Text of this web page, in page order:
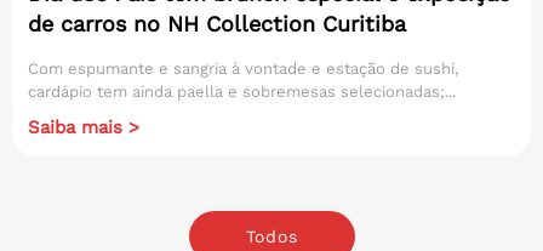
de carros no NH Collection Curitiba
Com espumante e sangria à vontade e estação de sushi,
cardápio tem ainda paella e sobremesas selecionadas;...
Saiba mais >
Todos